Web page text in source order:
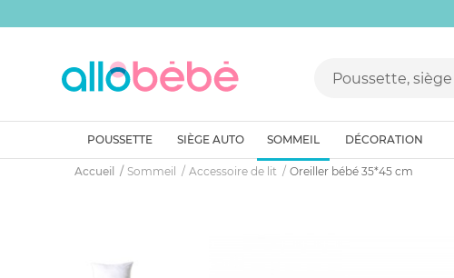
POUSSETTE SIÈGE AUTO SOMMEIL DÉCORATION
Accueil Sommeil Accessoire de lit Oreiller bébé 35*45 cm